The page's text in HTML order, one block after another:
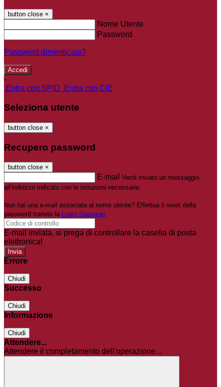
button close ×
Nome Utente
Password
Password dimenticata?
-
Entra con SPID
Entra con CIE
Seleziona utente
button close ×
Recupero password
button close ×
E-mail Verrà inviato un messaggio
all'indirizzo indicato con le istruzioni necessarie.
Non hai una e-mail associata al nome utente? Effettua il reset della
password tramite la Login Spaggiari
E-mail inviata, si prega di controllare la casella di posta
elettronica!
Errore
Chiudi
Successo
Chiudi
Informazione
Chiudi
Attendere...
Attendere il completamento dell'operazione...